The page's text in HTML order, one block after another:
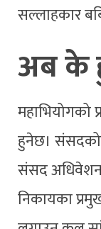
सल्लाहकार
अब के
महाभियोगको
हुनेछ। संसदको
संसद
निकायका